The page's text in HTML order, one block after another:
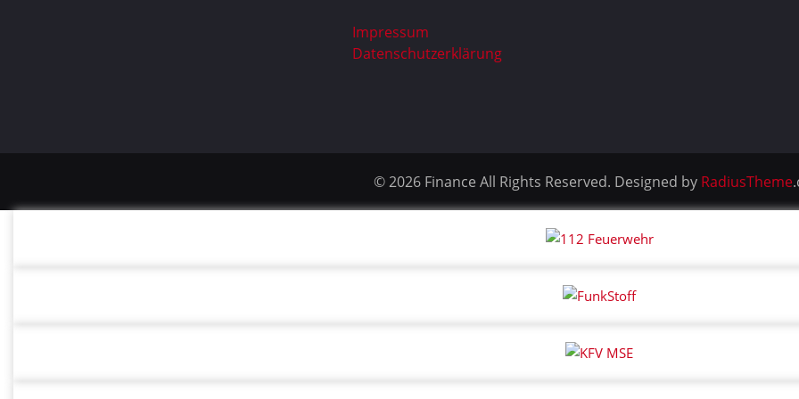
Impressum
Datenschutzerklärung
© 2026 Finance All Rights Reserved. Designed byRadiusTheme